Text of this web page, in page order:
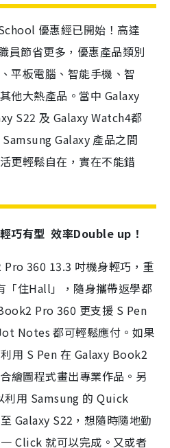
優惠經已開始！高達
員節省更多，優惠產品類別
平板電腦、智能手機、智
他大熱產品。當中 Galaxy
S22 及 Galaxy Watch4都
Galaxy 產品之間
更輕鬆自在，實在不能錯
巧有型 效率Double up！
360 13.3 吋機身輕巧，重
「住Hall」，隨身攜帶返學都
Pro 360 更支援 S Pen
Notes 都可輕鬆應付。如果
用 S Pen 在 Galaxy Book2
繪圖程式畫出專業作品。另
用 Samsung 的 Quick
Galaxy S22，想隨時隨地勤
Click 就可以完成。又或者